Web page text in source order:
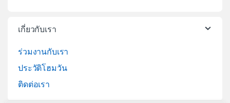
เกี่ยวกับเรา
ร่วมงานกับเรา
ประวัติโฮมวัน
ติดต่อเรา